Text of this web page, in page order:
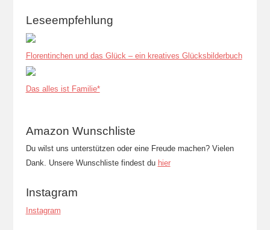
Leseempfehlung
Florentinchen und das Glück – ein kreatives Glücksbilderbuch
Das alles ist Familie*
Amazon Wunschliste
Du wilst uns unterstützen oder eine Freude machen? Vielen
Dank. Unsere Wunschliste findest du hier
Instagram
Instagram